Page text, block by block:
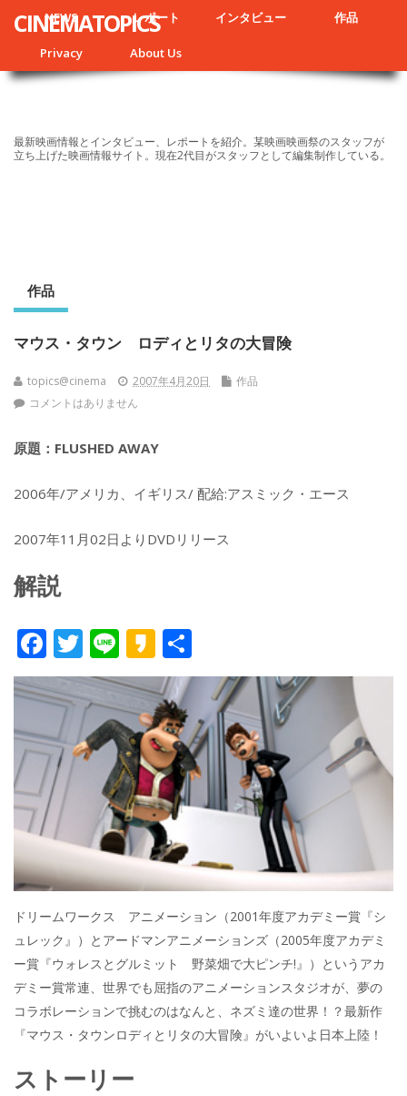
NEWS レポート インタビュー 作品
Privacy About Us
CINEMATOPICS
最新映画情報とインタビュー、レポートを紹介。某映画映画祭のスタッフが
立ち上げた映画情報サイト。現在2代目がスタッフとして編集制作している。
作品
マウス・タウン ロディとリタの大冒険
topics@cinema 2007年4月20日
作品
コメントはありません
原題：FLUSHED AWAY
2006年/アメリカ、イギリス/ 配給:アスミック・エース
2007年11月02日よりDVDリリース
解説
F
ac
e
b
o
o
k
T
w
itt
er
Li
n
e
K
a
k
a
o
有
ドリームワークス アニメーション（2001年度アカデミー賞『シ
ュレック』）とアードマンアニメーションズ（2005年度アカデミ
ー賞『ウォレスとグルミット 野菜畑で大ピンチ!』）というアカ
デミー賞常連、世界でも屈指のアニメーションスタジオが、夢の
コラボレーションで挑むのはなんと、ネズミ達の世界！？最新作
『マウス・タウンロディとリタの大冒険』がいよいよ日本上陸！
ストーリー